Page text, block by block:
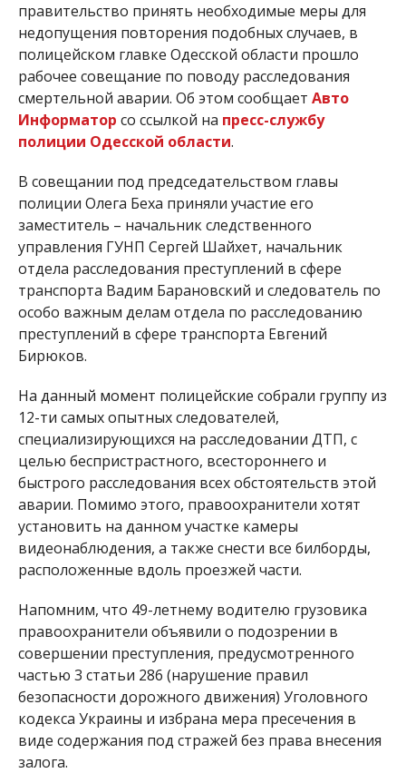
правительство принять необходимые меры для
недопущения повторения подобных случаев, в
полицейском главке Одесской области прошло
рабочее совещание по поводу расследования
смертельной аварии. Об этом сообщает Авто
Информатор со ссылкой на пресс-службу
полиции Одесской области.
В совещании под председательством главы
полиции Олега Беха приняли участие его
заместитель – начальник следственного
управления ГУНП Сергей Шайхет, начальник
отдела расследования преступлений в сфере
транспорта Вадим Барановский и следователь по
особо важным делам отдела по расследованию
преступлений в сфере транспорта Евгений
Бирюков.
На данный момент полицейские собрали группу из
12-ти самых опытных следователей,
специализирующихся на расследовании ДТП, с
целью беспристрастного, всестороннего и
быстрого расследования всех обстоятельств этой
аварии. Помимо этого, правоохранители хотят
установить на данном участке камеры
видеонаблюдения, а также снести все билборды,
расположенные вдоль проезжей части.
Напомним, что 49-летнему водителю грузовика
правоохранители объявили о подозрении в
совершении преступления, предусмотренного
частью 3 статьи 286 (нарушение правил
безопасности дорожного движения) Уголовного
кодекса Украины и избрана мера пресечения в
виде содержания под стражей без права внесения
залога.